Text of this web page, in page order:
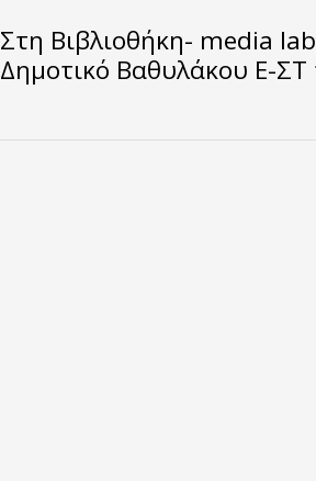
Στη Βιβλιοθήκη- media
Δημοτικό Βαθυλάκου Ε-ΣΤ